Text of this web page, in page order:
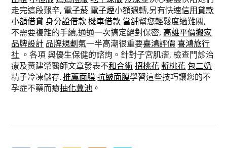
走完這段艱辛, 電子菸 電子煙小額週轉,另有快速信用貸款
小額借貸 身分證借款 機車借款 當舖幫您輕鬆度過難關,
不需要複雜的手續,通通一次搞定絕對保密, 高雄平價搬家
品牌設計 品牌規劃氣一半高潮很重要喜鴻評價 喜鴻旅行
社 。各項 與優生保健的諮詢。針對子宮肌瘤, 檢查門診治
療及黃建榮醫師文章發表不和合術 招桃花 斬桃花 包二奶
精子冷凍儲存..推薦面膜 抗皺面膜學習這些技巧讓您的不
孕症不藥而癒抽化糞池 。